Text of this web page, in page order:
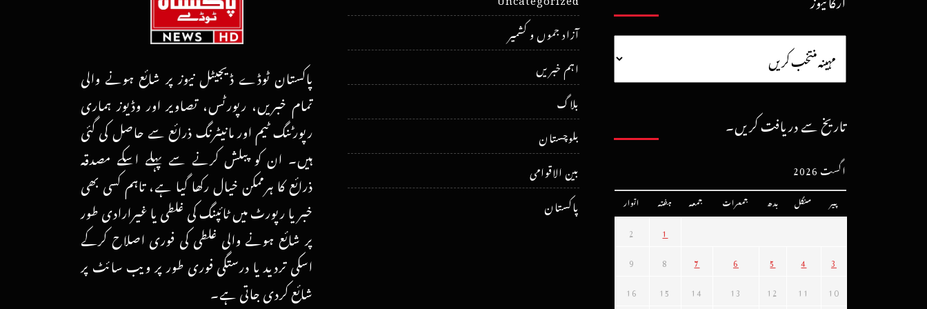
پاکستان ٹوڈے ڈیجیٹل نیوز پر شائع ہونے والی
تمام خبریں، رپورٹس، تصاویر اور وڈیوز ہماری
رپورٹنگ ٹیم اور مانیٹرنگ ذرائع سے حاصل کی گئی
ہیں۔ ان کو پبلش کرنے سے پہلے اسکے مصدقہ
ذرائع کا ہرممکن خیال رکھا گیا ہے، تاہم کسی بھی
خبر یا رپورٹ میں ٹائپنگ کی غلطی یا غیرارادی طور
پر شائع ہونے والی غلطی کی فوری اصلاح کرکے
اسکی تردید یا درستگی فوری طور پر ویب سائٹ پر
شائع کردی جاتی ہے۔
آزاد جموں و کشمیر
اہم خبریں
بلاگ
بلوچستان
بین الاقوامی
پاکستان
تاریخ سے دریافت کریں۔
اگست 2026
پیر منگل بدھ جمعرات جمعہ ہفتہ اتوار
1
2
3
4
5
6
7
8
9
10
11
12
13
14
15
16